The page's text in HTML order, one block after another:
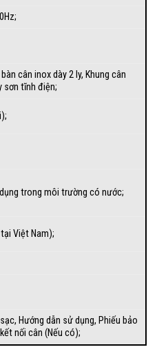
cân inox dày 2 ly, Khung cân
sơn tĩnh điện;
trong môi trường có nước;
tại Việt Nam);
Hướng dẫn sử dụng, Phiếu bảo
nối cân (Nếu có);